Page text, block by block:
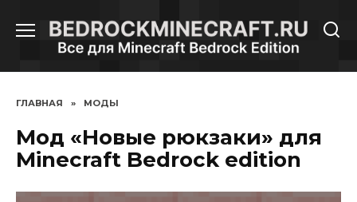
содержанию
ГЛАВНАЯ » МОДЫ
Мод «Новые рюкзаки» для
Minecraft Bedrock edition